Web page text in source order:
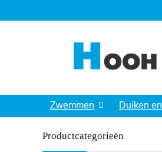
Zwemmen Duiken
Productcategorieën